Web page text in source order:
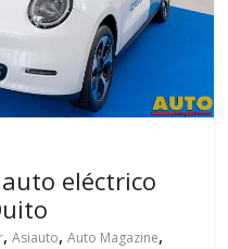
eléctrico
,Asiauto,Auto Magazine,